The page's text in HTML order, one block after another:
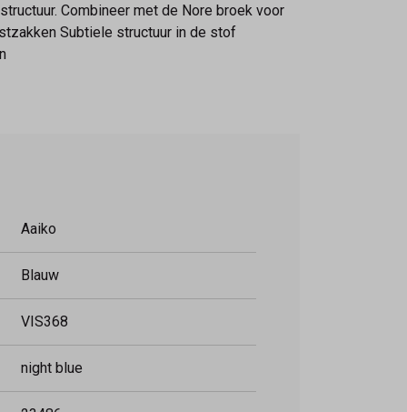
Combineer met de Nore broek voor
Subtiele structuur in de stof
Aaiko
Blauw
VIS368
night blue